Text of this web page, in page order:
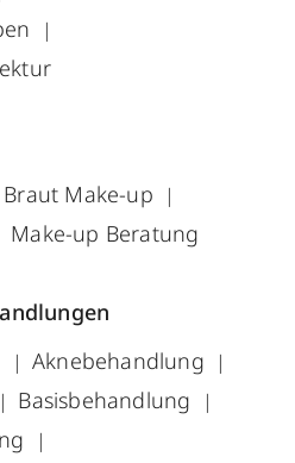
Braut Make-up
Make-up Beratung
Aknebehandlung
Basisbehandlung